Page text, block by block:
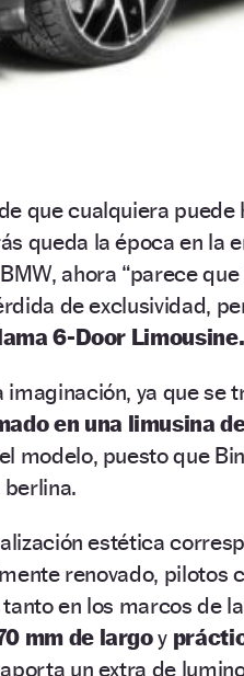
que cualquiera puede
queda la época en la
ahora “parece que
de exclusividad,
6-Door Limousine.
ya que se
en una limusina
modelo, puesto que
estética
renovado, pilotos
en los marcos de
mm de largoy
un extra de